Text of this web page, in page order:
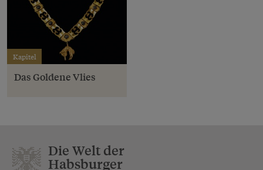
Kapitel
Das Goldene Vlies
Die Welt der
Habsburger